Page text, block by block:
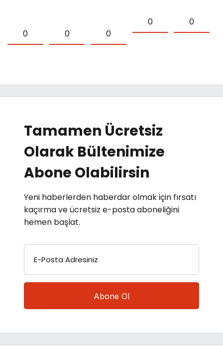
0 0 0
0 0
Tamamen Ücretsiz
Olarak Bültenimize
Abone Olabilirsin
Yeni haberlerden haberdar olmak için fırsatı
kaçırma ve ücretsiz e-posta aboneliğini
hemen başlat.
E-Posta Adresiniz